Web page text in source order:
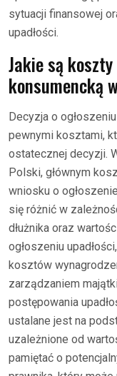
sytuacji finansowej
upadłości.
Jakie są koszty
konsumencką
Decyzja o
pewnymi kosztami,
ostatecznej decyzji.
Polski, głównym
wniosku o
się różnić w
dłużnika oraz
ogłoszeniu
kosztów
zarządzaniem
postępowania
ustalane jest na
uzależnione od
pamiętać o